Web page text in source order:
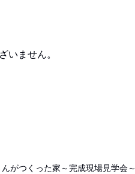
ません。
んがつくった家～完成現場見学会～